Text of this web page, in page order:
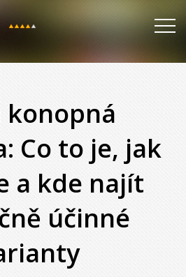
konopná
Co to je, jak
a kde najít
účinné